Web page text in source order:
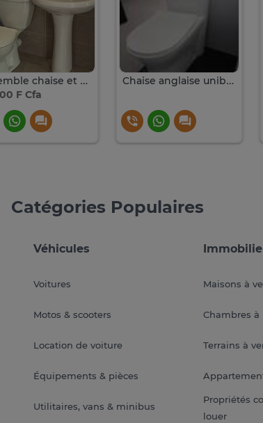
Ensemble chaise et Lavabo complet
F Cfa
Chaise anglaise unibloque
Catégories Populaires
Véhicules
Voitures
Motos & scooters
Location de voiture
Équipements & pièces
Utilitaires, vans & minibus
Maisons à
Chambres à
Terrains à
Propriétés
louer